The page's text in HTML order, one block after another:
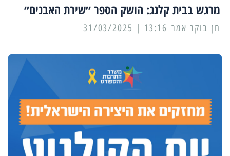
מרגש בבית קלנג: הושק הספר ״שירת האבנים״
13:16 | 31/03/2025